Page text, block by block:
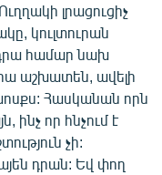
լրացուցիչ
կուլտուրան
դրա համար նախ
աշխատեն, ավելի
Հասկանան որն
ինչ որ հնչում է
չի:
դրան: Եվ փող